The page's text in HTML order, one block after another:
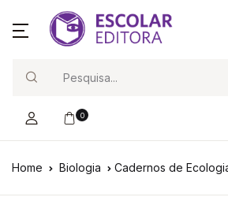
0
Home Biologia Cadernos de